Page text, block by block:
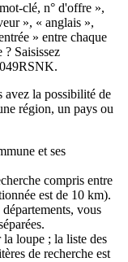
clé, n° d'offre »,
», « anglais »,
» entre chaque
Saisissez
avez la possibilité de
région, un pays ou
et ses
compris entre
est de 10 km).
vous
loupe ; la liste des
de recherche est